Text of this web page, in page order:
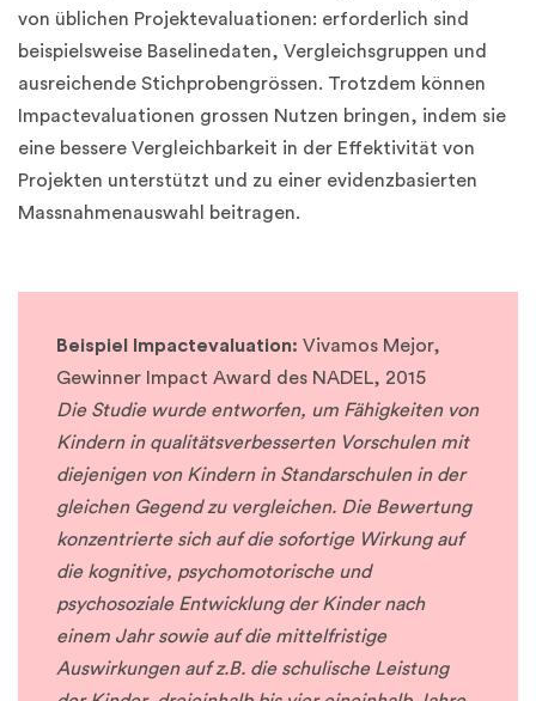
von üblichen Projektevaluationen: erforderlich sind
beispielsweise Baselinedaten, Vergleichsgruppen und
ausreichende Stichprobengrössen. Trotzdem können
Impactevaluationen grossen Nutzen bringen, indem sie
eine bessere Vergleichbarkeit in der Effektivität von
Projekten unterstützt und zu einer evidenzbasierten
Massnahmenauswahl beitragen.
Beispiel Impactevaluation: Vivamos Mejor,
Gewinner Impact Award des NADEL, 2015
Die Studie wurde entworfen, um Fähigkeiten von
Kindern in qualitätsverbesserten Vorschulen mit
diejenigen von Kindern in Standarschulen in der
gleichen Gegend zu vergleichen. Die Bewertung
konzentrierte sich auf die sofortige Wirkung auf
die kognitive, psychomotorische und
psychosoziale Entwicklung der Kinder nach
einem Jahr sowie auf die mittelfristige
Auswirkungen auf z.B. die schulische Leistung